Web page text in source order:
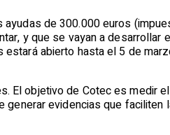
ayudas de 300.000 euros
y que se vayan a desarrollar
abierto hasta el 5 de
El objetivo de Cotec es medir
generar evidencias que faciliten